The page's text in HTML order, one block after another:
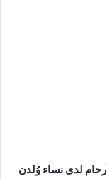
لدى نساء وُلدن